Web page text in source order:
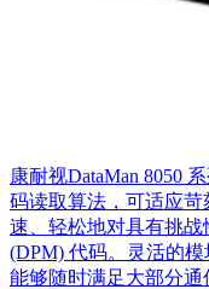
康耐视DataMan 8050
码读取算法，可适应
速、轻松地对具有挑
(DPM) 代码。灵活的
能够随时满足大部分通信